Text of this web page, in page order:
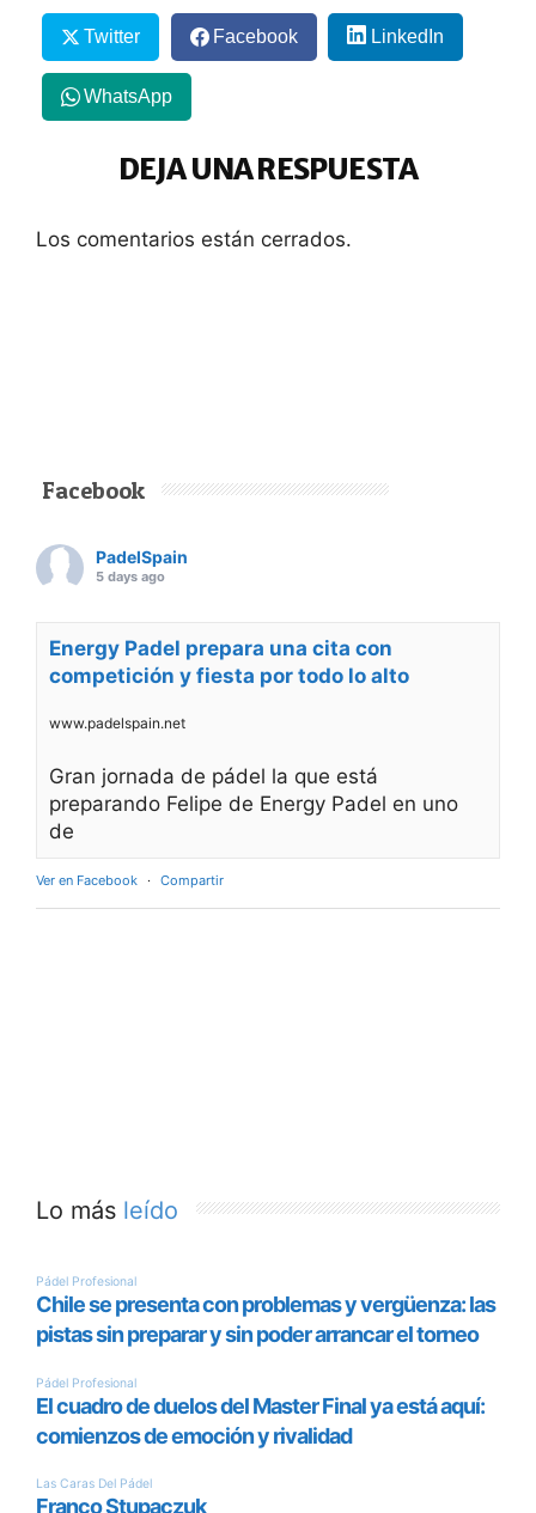
Twitter Facebook LinkedIn
WhatsApp
DEJA UNA RESPUESTA
Los comentarios están cerrados.
Facebook
PadelSpain
5 days ago
Energy Padel prepara una cita con
competición y fiesta por todo lo alto
www.padelspain.net
Gran jornada de pádel la que está
preparando Felipe de Energy Padel en uno
de
Ver en Facebook · Compartir
Lo más leído